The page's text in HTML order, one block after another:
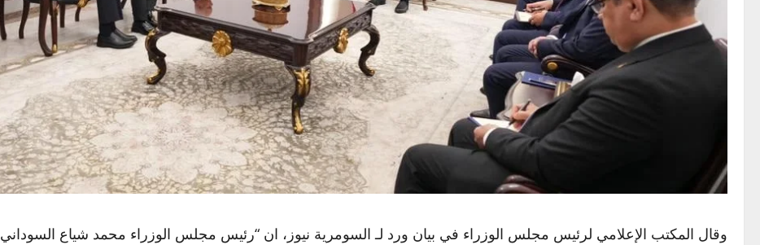
وقال المكتب الإعلامي لرئيس مجلس الوزراء في بيان ورد لـ السومرية نيوز ، ان “رئيس مجلس الوزراء محمد شياع السوداني